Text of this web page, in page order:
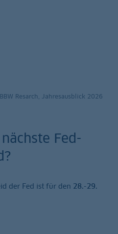
Resarch, Jahresausblick 2026
Fed-
der Fed ist für den 28.-29.